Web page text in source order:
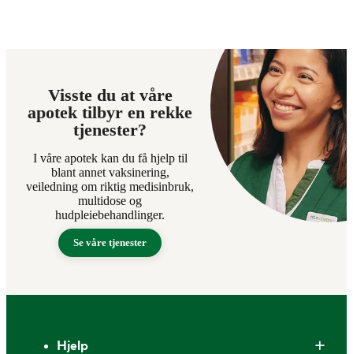
Visste du at våre
apotek tilbyr en rekke
tjenester?
I våre apotek kan du få hjelp til
blant annet vaksinering,
veiledning om riktig medisinbruk,
multidose og
hudpleiebehandlinger.
Se våre tjenester
Hjelp